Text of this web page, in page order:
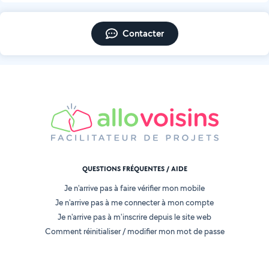
Contacter
QUESTIONS FRÉQUENTES / AIDE
Je n'arrive pas à faire vérifier mon mobile
Je n'arrive pas à me connecter à mon compte
Je n'arrive pas à m'inscrire depuis le site web
Comment réinitialiser / modifier mon mot de passe